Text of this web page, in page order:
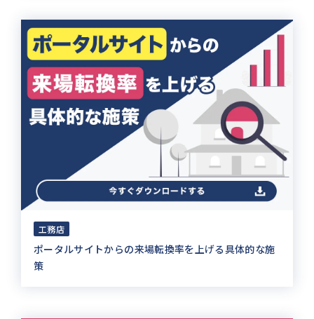
工務店
ポータルサイトからの来場転換率を上げる具体的な施
策